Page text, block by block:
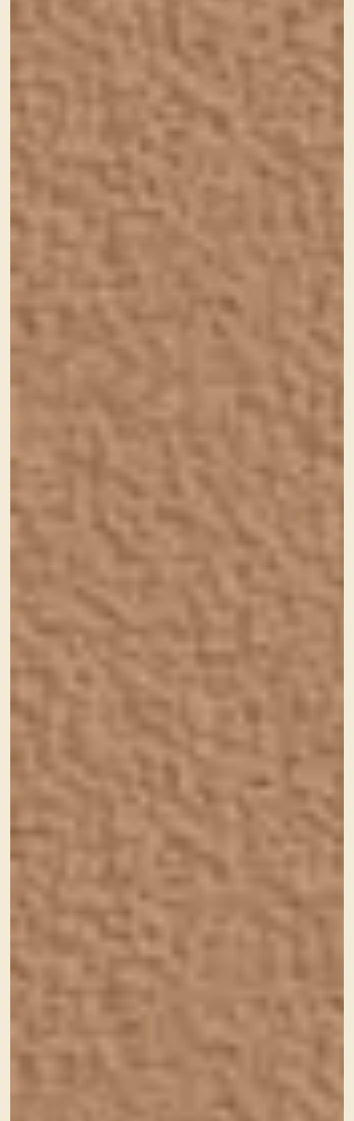
https://sourire-web-studio.com
神戸市全域・明石市・西宮市・尼崎市、芦屋市・加古川
市・姫路市等兵庫県南部や大阪府などは直接お会いして
打ち合わせが可能です。遠方の方からのご依頼も承って
おります。直接お会いしての打ち合わせが難しい場合で
相談下さい。
好きなこと
・車。走る方です。最近は休業中ですが長年サーキット
走ってました♪FR車大好きです！
・バイク。Ninja250でボチボチとツーリングを楽しんで
います！楽しい！！
・音楽鑑賞。ROCKが一番好きですが、J-POPからクラ
シックや民族音楽などわりと雑食です。
・写真。CANON EOS Kiss X5とRICOH GRを使って子ど
もたちやスナップ写真を撮って楽しんでいます。
以前自宅で飼っていたハリネズミのアルバムサイトはこ
ハリネズミとの日常フォトブログ。ちょもフォト
・コーヒー。毎朝ネルで淹れるコーヒーで、１日がスタ
ートしています。
2人の子ども＋ポメラニアン＋ハチワレにゃんこと一緒
に、毎日騒がしく生活しているおかーちゃんです。
Sourireのコンセプトでもある『笑顔』は『毎日笑顔で生
きていこう』というわたし自身の人生の目標でもありま
人と関わることが大好きで、いろいろな人と話すことが